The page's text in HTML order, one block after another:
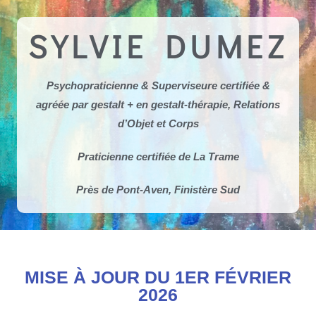
SYLVIE DUMEZ
Psychopraticienne & Superviseure certifiée &
agréée par gestalt + en gestalt-thérapie, Relations
d’Objet et Corps
Praticienne certifiée de La Trame
Près de Pont-Aven, Finistère Sud
MISE À JOUR DU 1ER FÉVRIER
2026